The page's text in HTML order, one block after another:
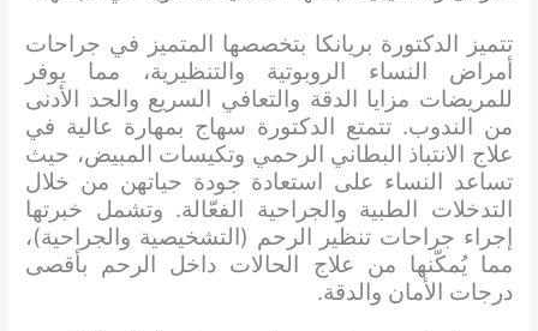
تتميز الدكتورة بريانكا بتخصصها المتميز في جراحات
أمراض النساء الروبوتية والتنظيرية، مما يوفر
للمريضات مزايا الدقة والتعافي السريع والحد الأدنى
من الندوب. تتمتع الدكتورة سهاج بمهارة عالية في
علاج الانتباذ البطاني الرحمي وتكيسات المبيض، حيث
تساعد النساء على استعادة جودة حياتهن من خلال
التدخلات الطبية والجراحية الفعّالة. وتشمل خبرتها
إجراء جراحات تنظير الرحم (التشخيصية والجراحية)،
مما يُمكّنها من علاج الحالات داخل الرحم بأقصى
درجات الأمان والدقة.